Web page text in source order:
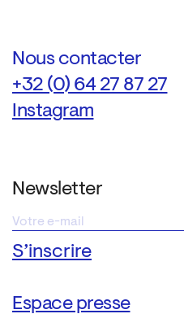
Nous contacter
+32 (0) 64 27 87 27
Instagram
Newsletter
Espace presse